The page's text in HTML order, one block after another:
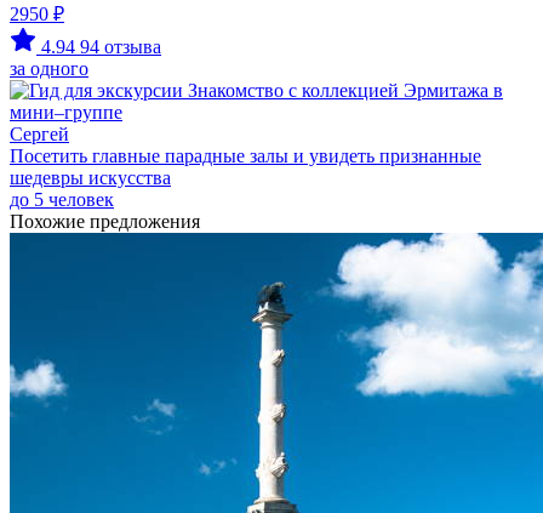
2950 ₽
4.94 94 отзыва
за одного
Сергей
Посетить главные парадные залы и увидеть признанные
шедевры искусства
до 5 человек
Похожие предложения